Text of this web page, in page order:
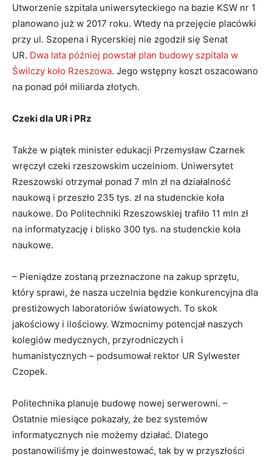
Utworzenie szpitala uniwersyteckiego na bazie KSW nr 1
planowano już w 2017 roku. Wtedy na przejęcie placówki
przy ul. Szopena i Rycerskiej nie zgodził się Senat
UR. Dwa lata później powstał plan budowy szpitala w
Świlczy koło Rzeszowa. Jego wstępny koszt oszacowano
na ponad pół miliarda złotych.
Czeki dla UR i PRz
Także w piątek minister edukacji Przemysław Czarnek
wręczył czeki rzeszowskim uczelniom. Uniwersytet
Rzeszowski otrzymał ponad 7 mln zł na działalność
naukową i przeszło 235 tys. zł na studenckie koła
naukowe. Do Politechniki Rzeszowskiej trafiło 11 mln zł
na informatyzację i blisko 300 tys. na studenckie koła
naukowe.
– Pieniądze zostaną przeznaczone na zakup sprzętu,
który sprawi, że nasza uczelnia będzie konkurencyjna dla
prestiżowych laboratoriów światowych. To skok
jakościowy i ilościowy. Wzmocnimy potencjał naszych
kolegiów medycznych, przyrodniczych i
humanistycznych – podsumował rektor UR Sylwester
Czopek.
Politechnika planuje budowę nowej serwerowni. –
Ostatnie miesiące pokazały, że bez systemów
informatycznych nie możemy działać. Dlatego
postanowiliśmy je doinwestować, tak by w przyszłości